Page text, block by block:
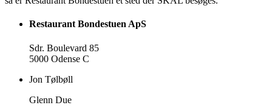
Restaurant Bondestuen ApS
Sdr. Boulevard 85
5000 Odense C
Jon Tølbøll
Glenn Due